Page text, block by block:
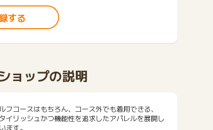
する
ョップの説明
フコースはもちろん、コース外でも着用できる、
イリッシュかつ機能性を追求したアパレルを展開し
ます。